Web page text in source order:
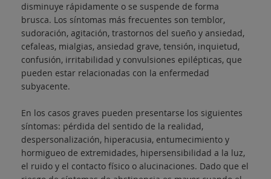
disminuye rápidamente o se suspende de forma
brusca. Los síntomas más frecuentes son temblor,
sudoración, agitación, trastornos del sueño y ansiedad,
cefaleas, mialgias, ansiedad grave, tensión, inquietud,
confusión, irritabilidad y convulsiones epilépticas, que
pueden estar relacionadas con la enfermedad
subyacente.
En los casos graves pueden presentarse los siguientes
síntomas: pérdida del sentido de la realidad,
despersonalización, hiperacusia, entumecimiento y
hormigueo de extremidades, hipersensibilidad a la luz,
el ruido y el contacto físico o alucinaciones. Dado que el